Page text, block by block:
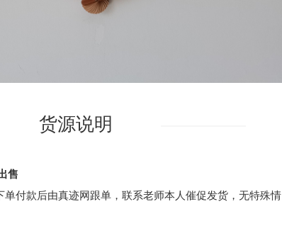
货源说明
售
单付款后由真迹网跟单，联系老师本人催促发货，无特殊情